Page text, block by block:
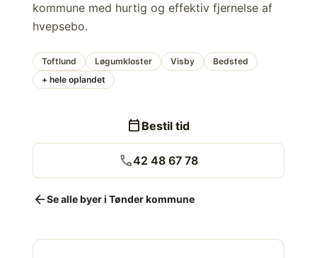
kommune med hurtig og effektiv fjernelse af
hvepsebo.
Toftlund Løgumkloster Visby
Bedsted
+ hele oplandet
calendar_today Bestil tid
call42 48 67 78
arrow_backSe alle byer i Tønder kommune